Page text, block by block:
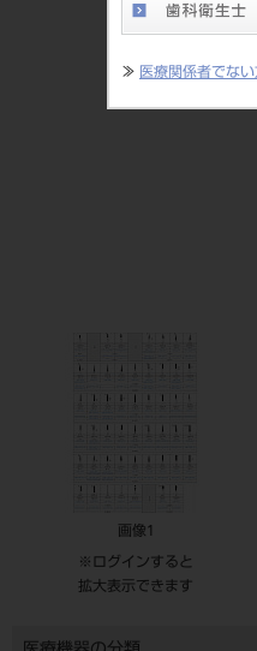
≫ 医療関係者でな
画像1
※ログインすると
拡大表示できます